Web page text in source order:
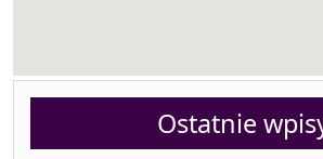
Ostatnie